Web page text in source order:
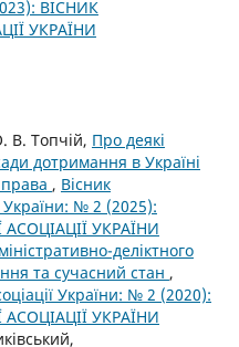
ВІСНИК
УКРАЇНИ
В. Топчій, Про деякі
дотримання в Україні
, Вісник
України: № 2 (2025):
УКРАЇНИ
деліктного
та сучасний стан ,
України: № 2 (2020):
УКРАЇНИ